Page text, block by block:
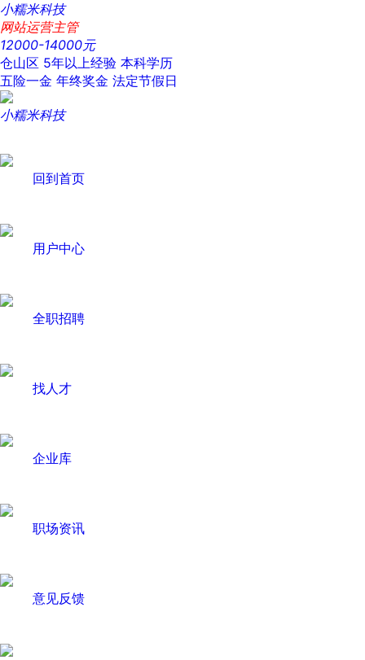
小糯米科技
网站运营主管
12000-14000元
仓山区 5年以上经验 本科学历
五险一金 年终奖金 法定节假日
小糯米科技
回到首页
用户中心
全职招聘
找人才
企业库
职场资讯
意见反馈